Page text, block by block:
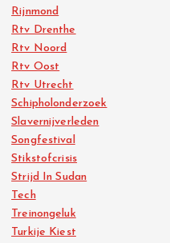
Rijnmond
Rtv Drenthe
Rtv Noord
Rtv Oost
Rtv Utrecht
Schipholonderzoek
Slavernijverleden
Songfestival
Stikstofcrisis
Strijd In Sudan
Tech
Treinongeluk
Turkije Kiest